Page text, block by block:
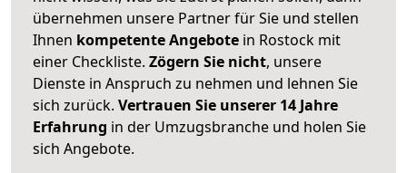
übernehmen unsere Partner für Sie und stellen
Ihnen kompetente Angebote in Rostock mit
einer Checkliste. Zögern Sie nicht, unsere
Dienste in Anspruch zu nehmen und lehnen Sie
sich zurück. Vertrauen Sie unserer 14 Jahre
Erfahrung in der Umzugsbranche und holen Sie
sich Angebote.